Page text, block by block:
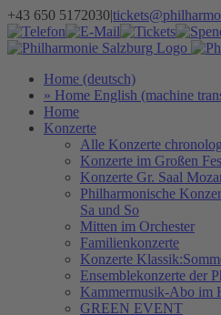
Zum
Inhalt
springen
+43 650 5172030|
Facebook
YouTube
Instagram
Telefon
E-
Mail
Tickets
Home (deutsch)
» Home English (machine
Home
Konzerte
Alle Konzerte
Konzerte im Großen
Konzerte Gr. Saal
Philharmonische
Sa und So
Mitten im Orchester
Familienkonzerte
Konzerte
Ensemblekonzerte der
Kammermusik-Abo im
GREEN EVENT